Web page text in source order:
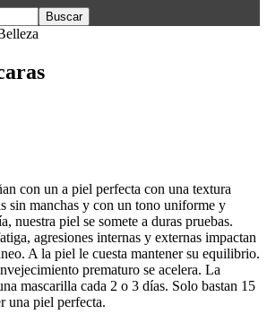
con un a piel perfecta con una textura
sin manchas y con un tono uniforme y
nuestra piel se somete a duras pruebas.
agresiones internas y externas impactan
A la piel le cuesta mantener su equilibrio.
prematuro se acelera. La
mascarilla cada 2 o 3 días. Solo bastan 15
una piel perfecta.